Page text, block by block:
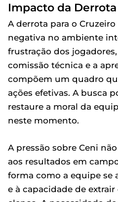
Impacto da
A derrota para o
negativa no ambiente
frustração dos
comissão técnica e a
compõem um quadro
ações efetivas. A busca
restaure a moral da
neste momento.
A pressão sobre Ceni
aos resultados em
forma como a equipe se
e à capacidade de